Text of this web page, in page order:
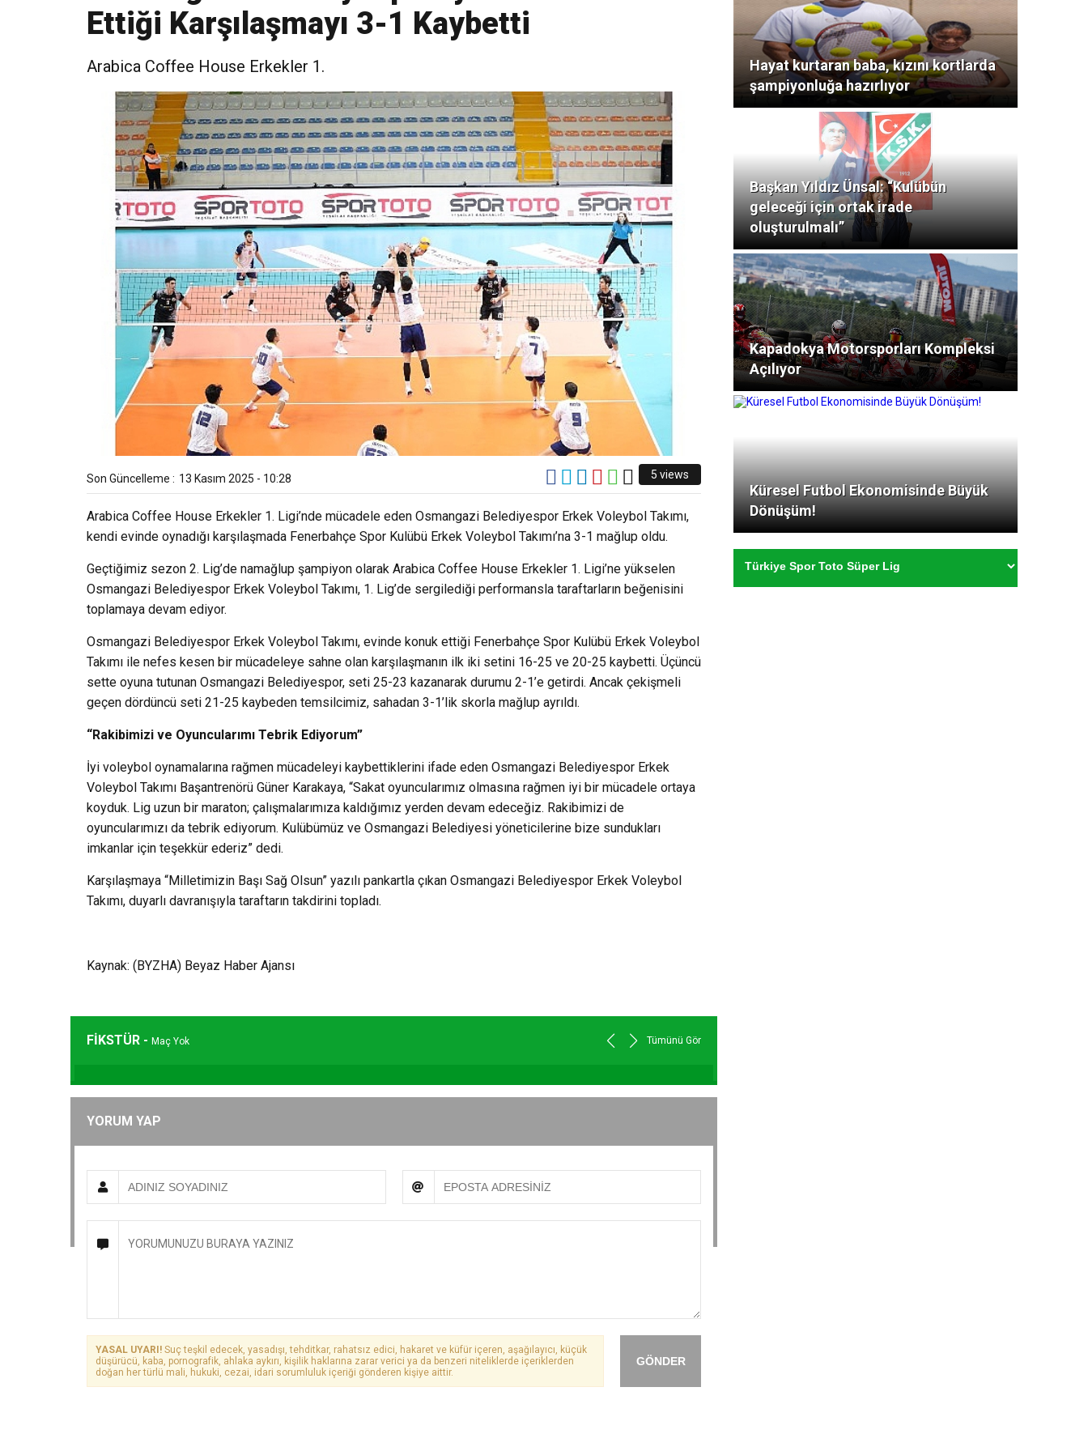
Ettiği Karşılaşmayı 3-1 Kaybetti
Arabica Coffee House Erkekler 1.
Son Güncelleme : 13 Kasım 2025 - 10:28 5 views
Arabica Coffee House Erkekler 1. Ligi’nde mücadele eden Osmangazi Belediyespor Erkek Voleybol Takımı,
kendi evinde oynadığı karşılaşmada Fenerbahçe Spor Kulübü Erkek Voleybol Takımı’na 3-1 mağlup oldu.
Geçtiğimiz sezon 2. Lig’de namağlup şampiyon olarak Arabica Coffee House Erkekler 1. Ligi’ne yükselen
Osmangazi Belediyespor Erkek Voleybol Takımı, 1. Lig’de sergilediği performansla taraftarların beğenisini
toplamaya devam ediyor.
Osmangazi Belediyespor Erkek Voleybol Takımı, evinde konuk ettiği Fenerbahçe Spor Kulübü Erkek Voleybol
Takımı ile nefes kesen bir mücadeleye sahne olan karşılaşmanın ilk iki setini 16-25 ve 20-25 kaybetti. Üçüncü
sette oyuna tutunan Osmangazi Belediyespor, seti 25-23 kazanarak durumu 2-1’e getirdi. Ancak çekişmeli
geçen dördüncü seti 21-25 kaybeden temsilcimiz, sahadan 3-1’lik skorla mağlup ayrıldı.
“Rakibimizi ve Oyuncularımı Tebrik Ediyorum”
İyi voleybol oynamalarına rağmen mücadeleyi kaybettiklerini ifade eden Osmangazi Belediyespor Erkek
Voleybol Takımı Başantrenörü Güner Karakaya, “Sakat oyuncularımız olmasına rağmen iyi bir mücadele ortaya
koyduk. Lig uzun bir maraton; çalışmalarımıza kaldığımız yerden devam edeceğiz. Rakibimizi de
oyuncularımızı da tebrik ediyorum. Kulübümüz ve Osmangazi Belediyesi yöneticilerine bize sundukları
imkanlar için teşekkür ederiz” dedi.
Karşılaşmaya “Milletimizin Başı Sağ Olsun” yazılı pankartla çıkan Osmangazi Belediyespor Erkek Voleybol
Takımı, duyarlı davranışıyla taraftarın takdirini topladı.
Kaynak: (BYZHA) Beyaz Haber Ajansı
FİKSTÜR - Maç Yok Tümünü Gör
YORUM YAP
GÖNDER
YASAL UYARI! Suç teşkil edecek, yasadışı, tehditkar, rahatsız edici, hakaret ve küfür içeren, aşağılayıcı, küçük
düşürücü, kaba, pornografik, ahlaka aykırı, kişilik haklarına zarar verici ya da benzeri niteliklerde içeriklerden
doğan her türlü mali, hukuki, cezai, idari sorumluluk içeriği gönderen kişiye aittir.
Hayat kurtaran baba, kızını kortlarda
şampiyonluğa hazırlıyor
Başkan Yıldız Ünsal: “Kulübün
geleceği için ortak irade
oluşturulmalı”
Kapadokya Motorsporları Kompleksi
Açılıyor
Küresel Futbol Ekonomisinde Büyük
Dönüşüm!